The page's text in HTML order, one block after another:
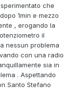
che
1min e mezzo
, erogando la
il
nessun problema
con una radio
sia in
. Aspettando
Santo Stefano